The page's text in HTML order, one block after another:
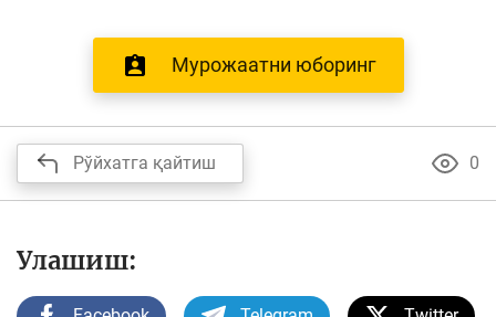
Мурожаатни юборинг
Рўйхатга қайтиш 0
Улашиш: